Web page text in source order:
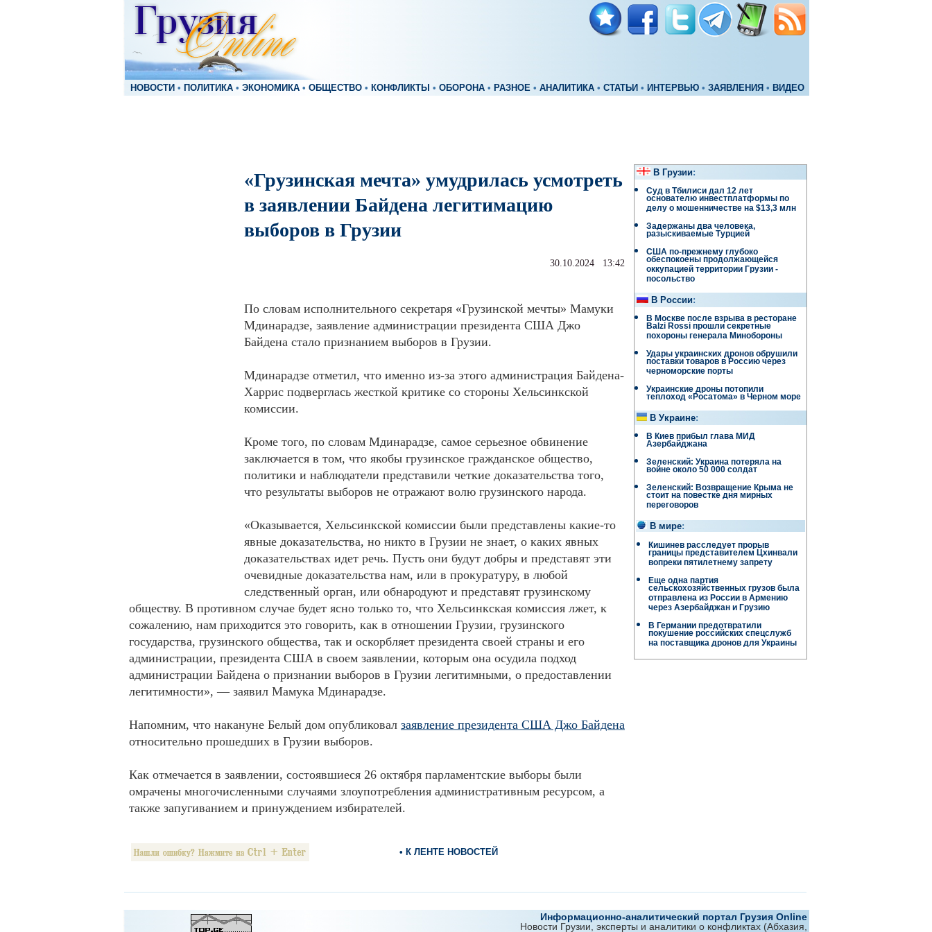
НОВОСТИ • ПОЛИТИКА • ЭКОНОМИКА • ОБЩЕСТВО • КОНФЛИКТЫ • ОБОРОНА • РАЗНОЕ • АНАЛИТИКА • СТАТЬИ • ИНТЕРВЬЮ • ЗАЯВЛЕНИЯ • ВИДЕО
«Грузинская мечта» умудрилась усмотреть
в заявлении Байдена легитимацию
выборов в Грузии
30.10.2024 13:42
По словам исполнительного секретаря «Грузинской мечты» Мамуки
Мдинарадзе, заявление администрации президента США Джо
Байдена стало признанием выборов в Грузии.
Мдинарадзе отметил, что именно из-за этого администрация Байдена-
Харрис подверглась жесткой критике со стороны Хельсинкской
комиссии.
Кроме того, по словам Мдинарадзе, самое серьезное обвинение
заключается в том, что якобы грузинское гражданское общество,
политики и наблюдатели представили четкие доказательства того,
что результаты выборов не отражают волю грузинского народа.
«Оказывается, Хельсинкской комиссии были представлены какие-то
явные доказательства, но никто в Грузии не знает, о каких явных
доказательствах идет речь. Пусть они будут добры и представят эти
очевидные доказательства нам, или в прокуратуру, в любой
следственный орган, или обнародуют и представят грузинскому
обществу. В противном случае будет ясно только то, что Хельсинкская комиссия лжет, к
сожалению, нам приходится это говорить, как в отношении Грузии, грузинского
государства, грузинского общества, так и оскорбляет президента своей страны и его
администрации, президента США в своем заявлении, которым она осудила подход
администрации Байдена о признании выборов в Грузии легитимными, о предоставлении
легитимности», — заявил Мамука Мдинарадзе.
Напомним, что накануне Белый дом опубликовал заявление президента США Джо Байдена
относительно прошедших в Грузии выборов.
Как отмечается в заявлении, состоявшиеся 26 октября парламентские выборы были
омрачены многочисленными случаями злоупотребления административным ресурсом, а
также запугиванием и принуждением избирателей.
• К ЛЕНТЕ НОВОСТЕЙ
В Грузии:
Суд в Тбилиси дал 12 лет
основателю инвестплатформы по
делу о мошенничестве на $13,3 млн
Задержаны два человека,
разыскиваемые Турцией
США по-прежнему глубоко
обеспокоены продолжающейся
оккупацией территории Грузии -
посольство
В России:
В Москве после взрыва в ресторане
Balzi Rossi прошли секретные
похороны генерала Минобороны
Удары украинских дронов обрушили
поставки товаров в Россию через
черноморские порты
Украинские дроны потопили
теплоход «Росатома» в Черном море
В Украине:
В Киев прибыл глава МИД
Азербайджана
Зеленский: Украина потеряла на
войне около 50 000 солдат
Зеленский: Возвращение Крыма не
стоит на повестке дня мирных
переговоров
В мире:
Кишинев расследует прорыв
границы представителем Цхинвали
вопреки пятилетнему запрету
Еще одна партия
сельскохозяйственных грузов была
отправлена ​​из России в Армению
через Азербайджан и Грузию
В Германии предотвратили
покушение российских спецслужб
на поставщика дронов для Украины
Информационно-аналитический портал Грузия Online
Новости Грузии, эксперты и аналитики о конфликтах (Абхазия,